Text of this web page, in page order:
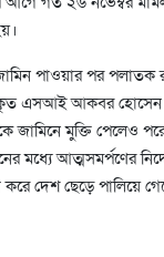
পাওয়ার পর পলাতক
এসআই আকবর হোসেন
মুক্তি পেলেও
মধ্যে আত্মসমর্পণের
দেশ ছেড়ে পালিয়ে